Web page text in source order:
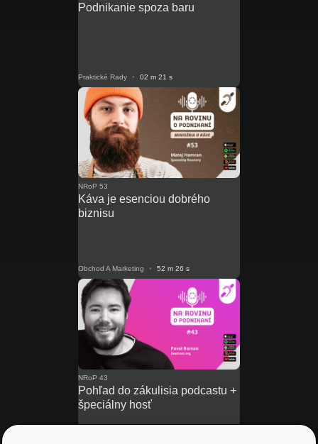
Podnikanie spoza baru
Praktické Rady • 02 m 21 s
NRoP 53
Káva je esenciou dobrého
biznisu
Obchod A Marketing • 52 m 26 s
NRoP 43
Pohľad do zákulisia podcastu +
špeciálny hosť